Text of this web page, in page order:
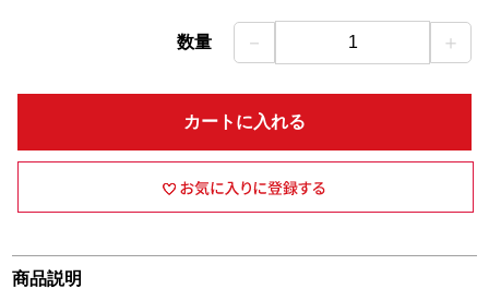
数量 － 1 ＋
カートに入れる
商品説明